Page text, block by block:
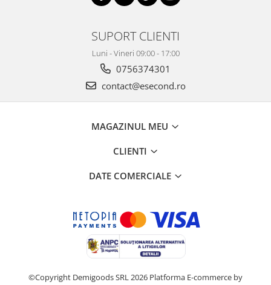
Playere, Boxe & Casti
Televizoare & accesorii
Ambalaje cadouri
Curatenie si intretinere
SUPORT CLIENTI
Luni - Vineri 09:00 - 17:00
0756374301
contact@esecond.ro
MAGAZINUL MEU
CLIENTI
DATE COMERCIALE
©Copyright Demigoods SRL 2026 Platforma E-commerce by